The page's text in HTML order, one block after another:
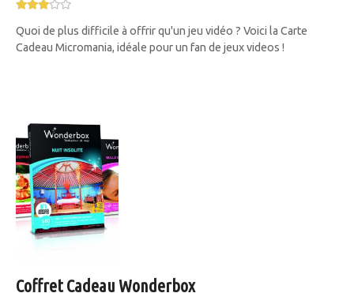
Quoi de plus difficile à offrir qu'un jeu vidéo ? Voici la Carte
Cadeau Micromania, idéale pour un fan de jeux videos !
Coffret Cadeau Wonderbox